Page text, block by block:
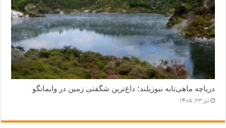
دریاچه ماهی‌تابه نیوزیلند؛ داغ‌ترین شگفتی زمین در وایمانگو
تیر ۲۳, ۱۴۰۵